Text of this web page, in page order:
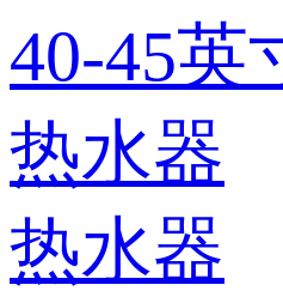
40-45英
热水器
热水器